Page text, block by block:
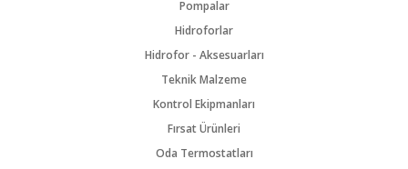
Pompalar
Hidroforlar
Hidrofor - Aksesuarları
Teknik Malzeme
Kontrol Ekipmanları
Fırsat Ürünleri
Oda Termostatları